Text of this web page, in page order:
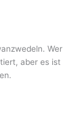
Wer
aber es ist